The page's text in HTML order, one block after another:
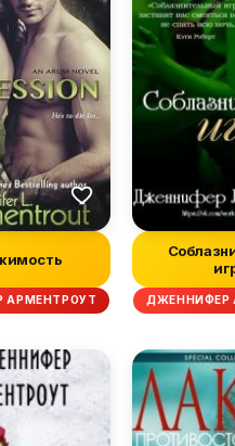
АРМЕНТРОУТ ДЖЕННИФЕР